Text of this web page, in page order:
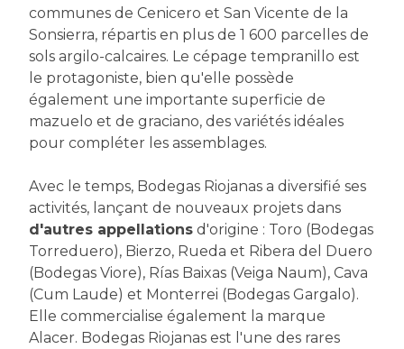
communes de Cenicero et San Vicente de la
Sonsierra, répartis en plus de 1 600 parcelles de
sols argilo-calcaires. Le cépage tempranillo est
le protagoniste, bien qu'elle possède
également une importante superficie de
mazuelo et de graciano, des variétés idéales
pour compléter les assemblages.
Avec le temps, Bodegas Riojanas a diversifié ses
activités, lançant de nouveaux projets dans
d'autres appellations d'origine : Toro (Bodegas
Torreduero), Bierzo, Rueda et Ribera del Duero
(Bodegas Viore), Rías Baixas (Veiga Naum), Cava
(Cum Laude) et Monterrei (Bodegas Gargalo).
Elle commercialise également la marque
Alacer. Bodegas Riojanas est l'une des rares